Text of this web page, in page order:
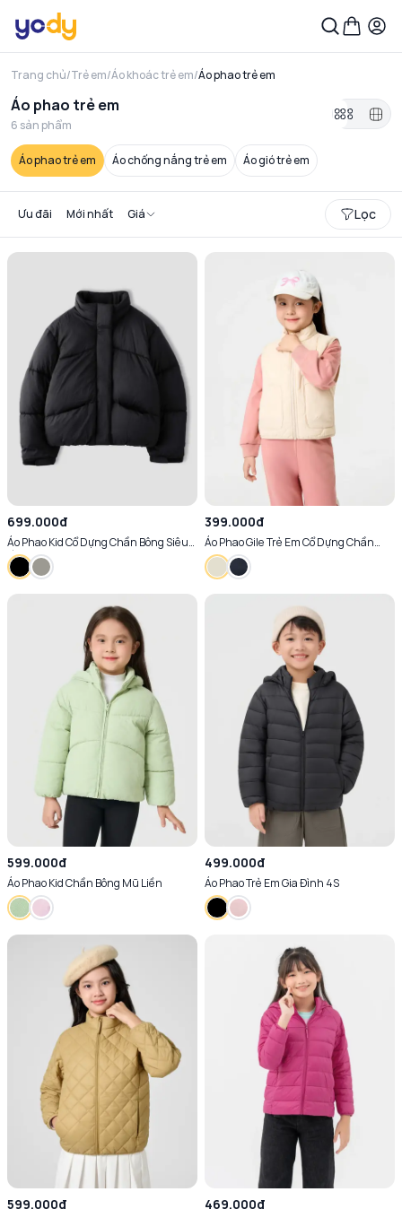
Trang chủ/Trẻ em/Áo khoác trẻ em/Áo phao trẻ em
Áo phao trẻ em
6 sản phẩm
Áo phao trẻ em Áo chống nắng trẻ em Áo gió trẻ em
Ưu đãi Mới nhất Giá Lọc
699.000đ
Áo Phao Kid Cổ Dựng Chần Bông Siêu
Ấm
399.000đ
Áo Phao Gile Trẻ Em Cổ Dựng Chần
Sóng Ngang
599.000đ
Áo Phao Kid Chần Bông Mũ Liền
499.000đ
Áo Phao Trẻ Em Gia Đình 4S
599.000đ 469.000đ